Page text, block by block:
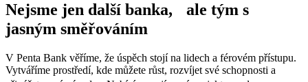
Nejsme jen další banka, ale tým s
jasným směřováním
V Penta Bank věříme, že úspěch stojí na lidech a férovém přístupu.
Vytváříme prostředí, kde můžete růst, rozvíjet své schopnosti a